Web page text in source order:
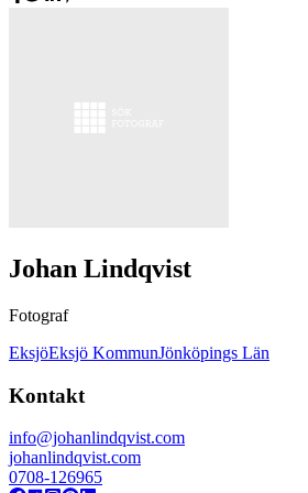
Johan Lindqvist
Fotograf
EksjöEksjö KommunJönköpings Län
Kontakt
info@johanlindqvist.com
johanlindqvist.com
0708-126965